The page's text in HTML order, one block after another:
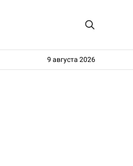
9 августа 2026